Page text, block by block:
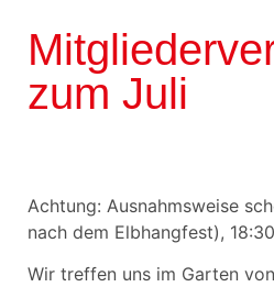
zum Juli
Achtung: Ausnahmsweise
nach dem Elbhangfest),
Wir treffen uns im Garten